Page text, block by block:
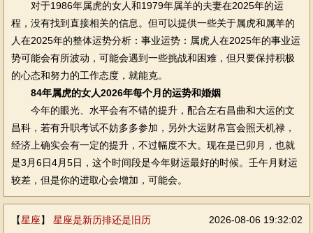
对于1986年属虎的女人和1979年属羊的夫妻在2025年的运
程，没有找到直接相关的信息。但可以提供一些关于属虎和属羊的
人在2025年的整体运势分析：事业运势：属虎人在2025年的事业运
势可能会有所波动，可能会遇到一些挑战和困难，但只要保持积极
的心态和努力的工作态度，就能克。
84年属虎的女人2026年每个月的运势和婚姻
今年的眼光、水平会有不错的提升，配合左右昌曲和大运的文
昌科，若有升职考试不妨多多参加，另外大运财帛宫会照天机禄，
经济上确实会有一定的提升，不过幅度不大。现在是已卯月，也就
是3月6日4月5日，这个时间段是今年财运最好的时候。壬午月财运
较差，但是你的进取心会增加，可能会。
【星座】 星座是新历排还是旧历 2026-08-06 19:32:02